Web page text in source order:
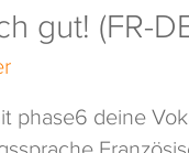
gut! (FR-
phase6 deine